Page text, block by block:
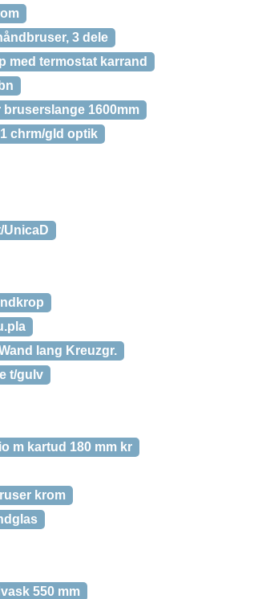
3 dele
med termostat karrand
bruserslange 1600mm
chrm/gld optik
UnicaD
lang Kreuzgr.
t/gulv
m kartud 180 mm kr
krom
550 mm